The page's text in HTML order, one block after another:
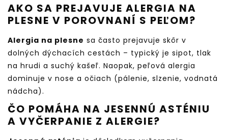
AKO SA PREJAVUJE ALERGIA NA
PLESNE V POROVNANÍ S PEĽOM?
Alergia na plesne sa často prejavuje skôr v
dolných dýchacích cestách – typický je sipot, tlak
na hrudi a suchý kašeľ. Naopak, peľová alergia
dominuje v nose a očiach (pálenie, slzenie, vodnatá
nádcha).
ČO POMÁHA NA JESENNÚ ASTÉNIU
A VYČERPANIE Z ALERGIE?